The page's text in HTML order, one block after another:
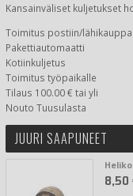
Kansainväliset kuljetukset
Toimitus postiin/
Pakettiautomaatti
Kotiinkuljetus
Toimitus työpaikalle
Tilaus 100.00 € tai yli
Nouto Tuusulasta
JUURI SAAPUNEET
8,50